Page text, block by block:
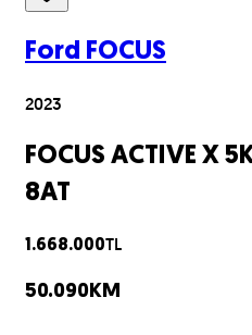
Ford FOCUS
2023
FOCUS ACTIVE X
8AT
1.668.000TL
50.090KM